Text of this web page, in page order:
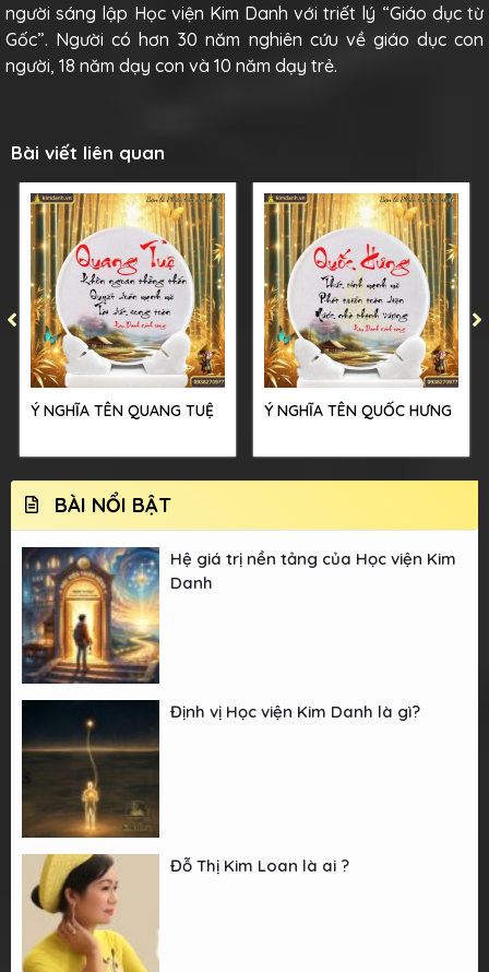
người sáng lập Học viện Kim Danh với triết lý “Giáo dục từ
Gốc”. Người có hơn 30 năm nghiên cứu về giáo dục con
người, 18 năm dạy con và 10 năm dạy trẻ.
Bài viết liên quan
Ý NGHĨA TÊN QUANG TUỆ Ý NGHĨA TÊN QUỐC HƯNG
BÀI NỔI BẬT
Hệ giá trị nền tảng của Học viện Kim
Danh
Định vị Học viện Kim Danh là gì?
Đỗ Thị Kim Loan là ai ?